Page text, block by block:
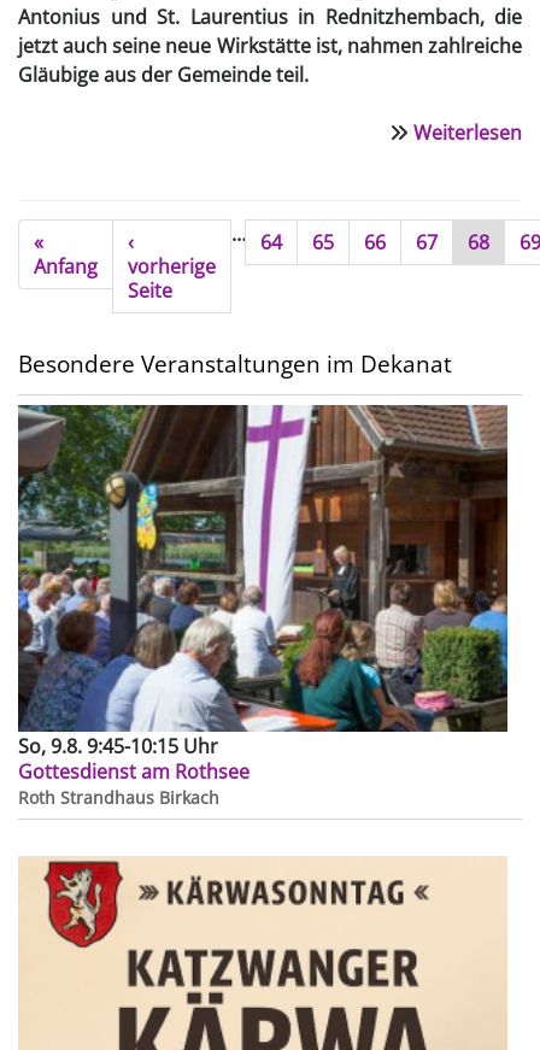
Anto­nius und St. Laurentius in Rednitz­hembach, die
jetzt auch seine neue Wirkstätte ist, nahmen zahlreiche
Gläubige aus der Gemeinde teil.
Weiterlesen
in
Seitennummerierung
First
page
«
Anfang
Vorherige
Seite
‹
vorherige
Seite
… Seite
64 Seite
65 Seite
66 Seite
67
Aktuelle
Seite
68 69
Besondere Veranstaltungen im Dekanat
So, 9.8. 9:45-10:15 Uhr
Gottesdienst am Rothsee
Roth Strandhaus Birkach